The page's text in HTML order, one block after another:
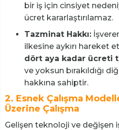
bir iş için cinsiyet
ücret kararlaştırılamaz.
Tazminat Hakkı:
ilkesine aykırı hareket
dört aya kadar ücreti
ve yoksun bırakıldığı
hakkına sahiptir.
2. Esnek Çalışma
Üzerine Çalışma
Gelişen teknoloji ve değişen